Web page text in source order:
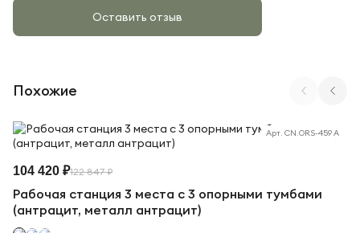
Оставить отзыв
Похожие
Арт. CN.ORS-459 A
Рабочая станция 3 места с 3 опорными тумбами
(антрацит, металл антрацит)
104 420 ₽122 847 ₽